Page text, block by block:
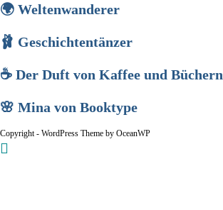
🌍 Weltenwanderer
🩰 Geschichtentänzer
☕ Der Duft von Kaffee und Büchern
🌸 Mina von Booktype
Copyright - WordPress Theme by OceanWP